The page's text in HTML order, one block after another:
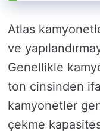
Atlas
ve
Genellikle
ton cinsinden
kamyonetler
çekme